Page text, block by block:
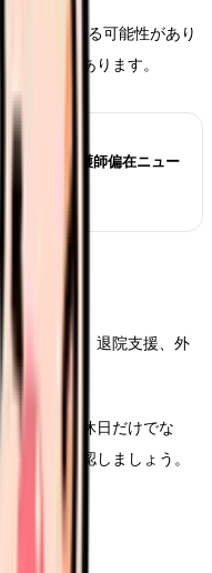
担が軽くなる可能性があり
る場合もあります。
？ICNの看護師偏在ニュー
申し送り、退院支援、外
す。
、給与や休日だけでな
組みも確認しましょう。